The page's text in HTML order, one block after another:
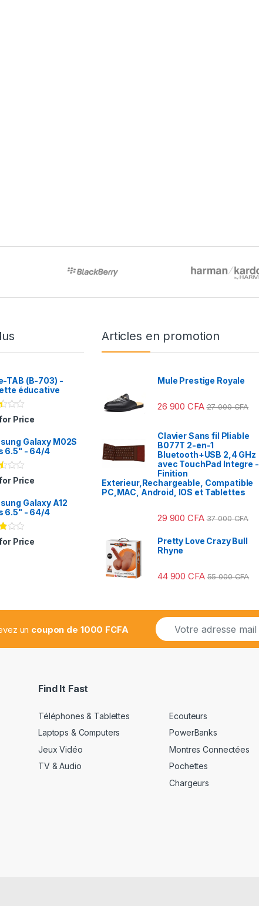
TAB (B-703) -
éducative
Price
Galaxy M02S
6.5" - 64/4
Price
Galaxy A12
6.5" - 64/4
Price
Articles en promotion
Mule Prestige Royale
26 900CFA 27 000CFA
Clavier Sans fil Pliable
B077T 2-en-1
Bluetooth+USB 2,4 GHz
avec TouchPad Integre -
Finition
Exterieur,Rechargeable, Compatible
PC,MAC, Android, IOS et Tablettes
29 900CFA 37 000CFA
Pretty Love Crazy Bull
Rhyne
44 900CFA 55 000CFA
un coupon de 1000 FCFA
E
m
a
Find It Fast
Téléphones & Tablettes
Laptops & Computers
Jeux Vidéo
TV & Audio
Ecouteurs
PowerBanks
Montres Connectées
Pochettes
Chargeurs